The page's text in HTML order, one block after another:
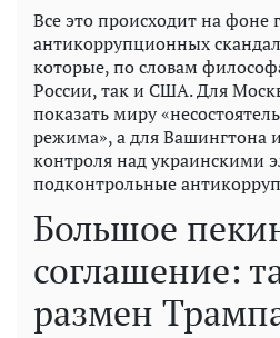
Все это происходит на фоне
антикоррупционных
которые, по словам
России, так и США. Для
показать миру
режима», а для Вашингтона
контроля над украинскими
подконтрольные
Большое
соглашение:
размен